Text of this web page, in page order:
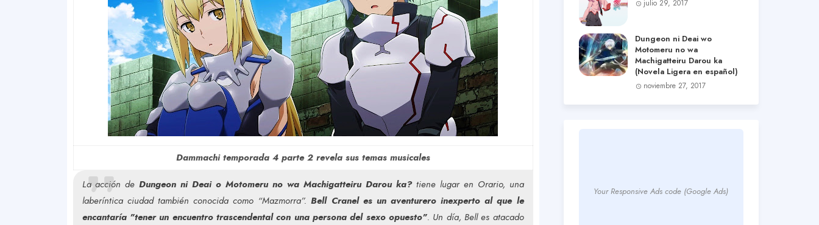
Dammachi temporada 4 parte 2 revela sus temas musicales
La acción deDungeon ni Deai o Motomeru no wa Machigatteiru Darou ka?tiene lugar en Orario, una
laberíntica ciudad también conocida como “Mazmorra”.Bell Cranel es un aventurero inexperto al que le
encantaría "tener un encuentro trascendental con una persona del sexo opuesto". Un día, Bell es atacado
julio 29, 2017
Dungeon ni Deai wo
Motomeru no wa
Machigatteiru Darou ka
(Novela Ligera en español)
noviembre 27, 2017
Your Responsive Ads code (Google Ads)